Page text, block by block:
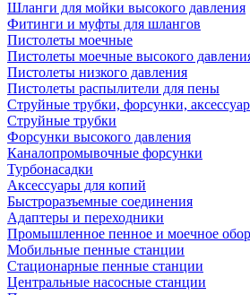
Шланги для мойки высокого давления
Фитинги и муфты для шлангов
Пистолеты моечные
Пистолеты моечные высокого
Пистолеты низкого давления
Пистолеты распылители для пены
Струйные трубки, форсунки,
Струйные трубки
Форсунки высокого давления
Каналопромывочные форсунки
Турбонасадки
Аксессуары для копий
Быстроразъемные соединения
Адаптеры и переходники
Промышленное пенное и моечное
Мобильные пенные станции
Стационарные пенные станции
Центральные насосные станции